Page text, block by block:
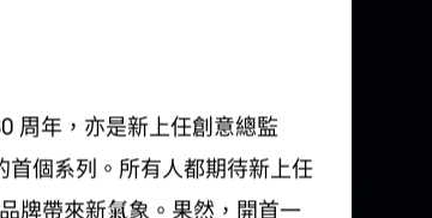
周年 ， 亦是新上任創意總監
首個系列。所有人都期待新上任
牌帶來新氣象。果然 ， 開首一